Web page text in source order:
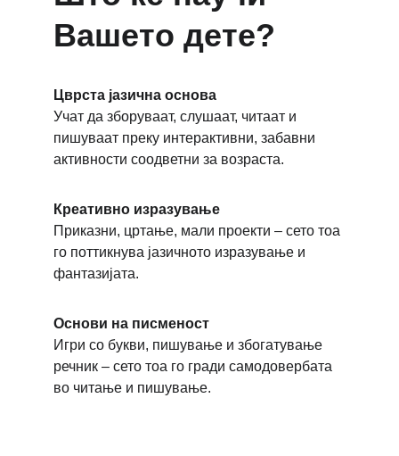
Цврста јазична основа
Учат да зборуваат, слушаат, читаат и
пишуваат преку интерактивни, забавни
активности соодветни за возраста.
Креативно изразување
Приказни, цртање, мали проекти – сето тоа
го поттикнува јазичното изразување и
фантазијата.
Основи на писменост
Игри со букви, пишување и збогатување
речник – сето тоа го гради самодовербата
во читање и пишување.
Вашето дете?